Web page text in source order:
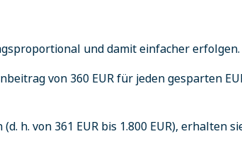
und damit einfacher erfolgen.
von 360 EUR für jeden gesparten
h. von 361 EUR bis 1.800 EUR), erhalten